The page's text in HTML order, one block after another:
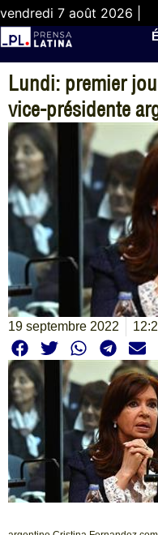
vendredi 7 août 2026 |
Lundi: premier
vice-présidente
19 septembre 2022